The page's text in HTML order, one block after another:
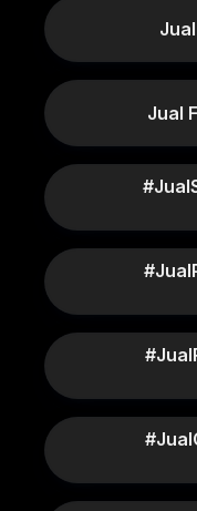
Jual